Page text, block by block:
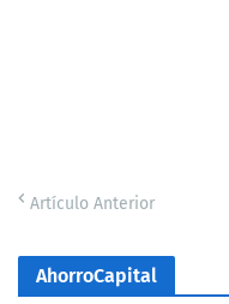
Artículo Anterior
AhorroCapital